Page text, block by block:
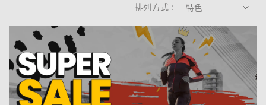
排列方式 :